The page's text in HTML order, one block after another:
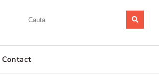
Contact